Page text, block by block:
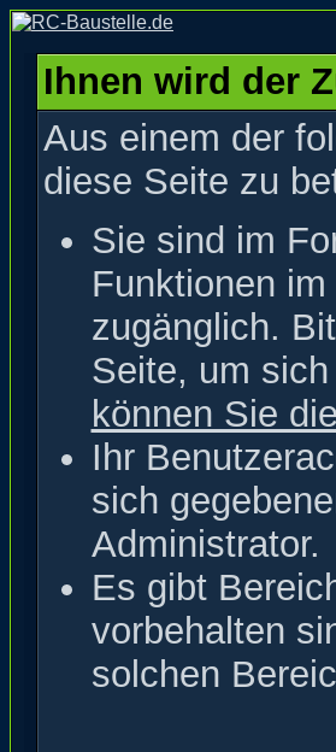
Ihnen wird der
Aus einem der
diese Seite zu
Sie sind im
Funktionen
zugänglich.
Seite, um
können Sie
Ihr
sich
Administrator.
Es gibt
vorbehalten
solchen